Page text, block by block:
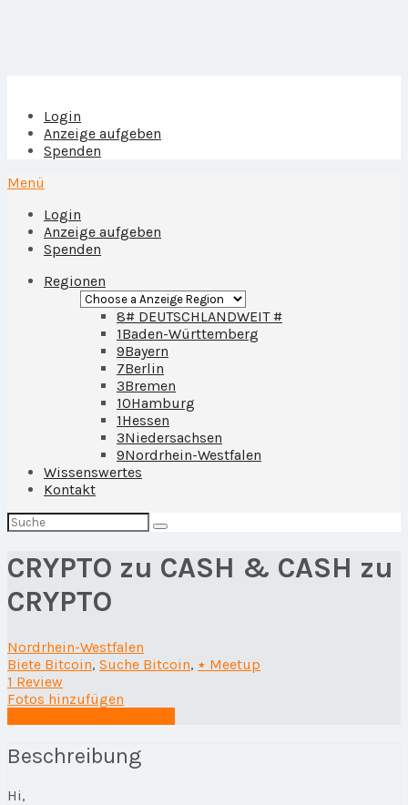
Login
Anzeige aufgeben
Spenden
Menü
Login
Anzeige aufgeben
Spenden
Regionen
8# DEUTSCHLANDWEIT #
1Baden-Württemberg
9Bayern
7Berlin
3Bremen
10Hamburg
1Hessen
3Niedersachsen
9Nordrhein-Westfalen
Wissenswertes
Kontakt
Suchen
nach:
CRYPTO zu CASH & CASH zu
CRYPTO
Nordrhein-Westfalen
Biete Bitcoin, Suche Bitcoin,
٭ Meetup
1 Review
Fotos hinzufügen
Beschreibung
Hi,